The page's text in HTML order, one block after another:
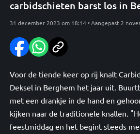
carbidschieten barst los in
31 december 2023 om 18:14 • Aangepast 2
Voor de tiende keer op rij knalt
Deksel in Berghem het jaar uit.
met een drankje in de hand en
kijken naar de traditionele knallen.
feestmiddag en het begint steeds